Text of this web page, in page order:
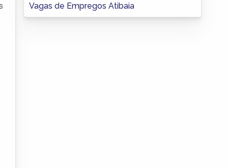
Vagas de Empregos Atibaia